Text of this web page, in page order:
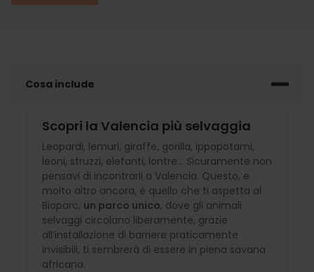
Cosa include
Scopri la Valencia più selvaggia
Leopardi, lemuri, giraffe, gorilla, ippopotami,
leoni, struzzi, elefanti, lontre... Sicuramente non
pensavi di incontrarli a Valencia. Questo, e
molto altro ancora, è quello che ti aspetta al
Bioparc, un parco unico, dove gli animali
selvaggi circolano liberamente, grazie
all’installazione di barriere praticamente
invisibili, ti sembrerà di essere in piena savana
africana.